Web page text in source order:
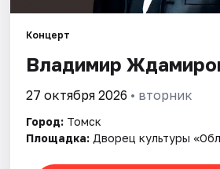
Площадки
Артисты
Концерт
Владимир
27 октября 2026 • вторник
Город: Томск
Площадка: Дворец культуры